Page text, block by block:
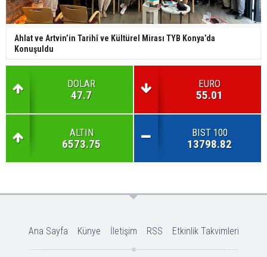
Ahlat ve Artvin’in Tarihî ve Kültürel Mirası TYB Konya’da
Konuşuldu
DOLAR
47.7
EURO
55.01
ALTIN
6573.75
BIST 100
13798.82
Ana Sayfa Künye İletişim RSS Etkinlik Takvimleri